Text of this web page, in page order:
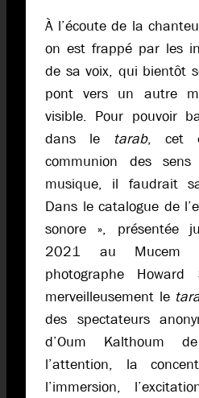
À l’écoute de la
on est frappé par les
de sa voix, qui bientôt
pont vers un autre
visible. Pour pouvoir
dans le tarab, cet
communion des
musique, il faudrait
Dans le catalogue de
sonore », présentée
2021 au Mucem
photographe Howard
merveilleusement le
des spectateurs
d’Oum Kalthoum
l’attention, la
l’immersion,